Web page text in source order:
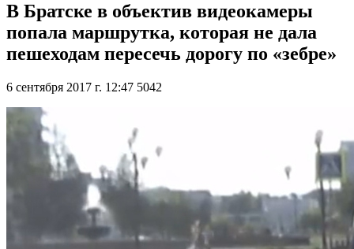
В Братске в объектив видеокамеры
попала маршрутка, которая не дала
пешеходам пересечь дорогу по «зебре»
6 сентября 2017 г. 12:47 5042